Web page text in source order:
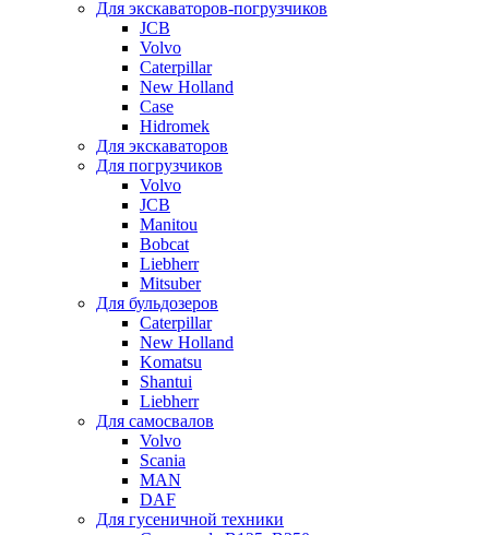
Для экскаваторов-погрузчиков
JCB
Volvo
Caterpillar
New Holland
Case
Hidromek
Для экскаваторов
Для погрузчиков
Volvo
JCB
Manitou
Bobcat
Liebherr
Mitsuber
Для бульдозеров
Caterpillar
New Holland
Komatsu
Shantui
Liebherr
Для самосвалов
Volvo
Scania
MAN
DAF
Для гусеничной техники